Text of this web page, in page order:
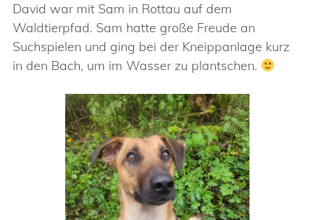
David war mit Sam in Rottau auf dem
Waldtierpfad. Sam hatte große Freude an
Suchspielen und ging bei der Kneippanlage kurz
in den Bach, um im Wasser zu plantschen.